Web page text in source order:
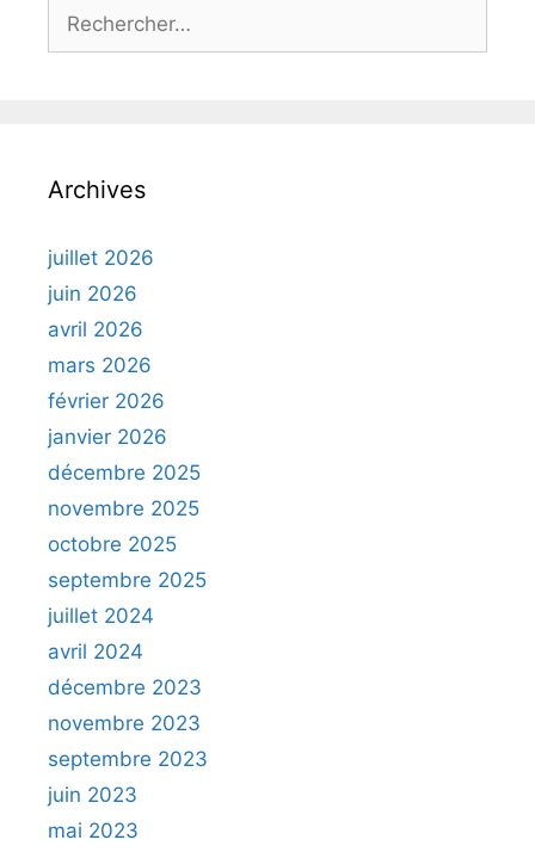
Archives
juillet 2026
juin 2026
avril 2026
mars 2026
février 2026
janvier 2026
décembre 2025
novembre 2025
octobre 2025
septembre 2025
juillet 2024
avril 2024
décembre 2023
novembre 2023
septembre 2023
juin 2023
mai 2023